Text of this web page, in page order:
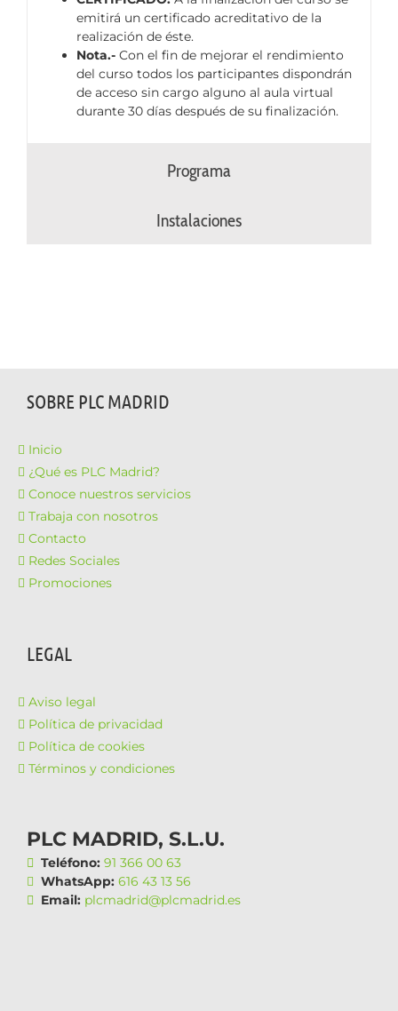
emitirá un certificado acreditativo de la
realización de éste.
Nota.- Con el fin de mejorar el rendimiento
del curso todos los participantes dispondrán
de acceso sin cargo alguno al aula virtual
durante 30 días después de su finalización.
Programa
Instalaciones
SOBRE PLC MADRID
Inicio
¿Qué es PLC Madrid?
Conoce nuestros servicios
Trabaja con nosotros
Contacto
Redes Sociales
Promociones
LEGAL
Aviso legal
Política de privacidad
Política de cookies
Términos y condiciones
PLC MADRID, S.L.U.
Teléfono: 91 366 00 63
WhatsApp: 616 43 13 56
Email: plcmadrid@plcmadrid.es